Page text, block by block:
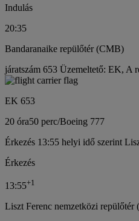
Indulás
20:35
Bandaranaike repülőtér (CMB)
járatszám 653 Üzemeltető: EK, A
EK 653
20 óra50 perc/Boeing 777
Érkezés 13:55 helyi idő szerint
Érkezés
13:55+1
Liszt Ferenc nemzetközi